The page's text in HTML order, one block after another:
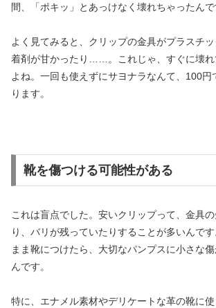
間、「ポキッ」とあっけなく壊れちゃったんで
よく見てみると、クリップの金具がプラスチ
着剤が甘かったり……。これじゃ、すぐに壊れ
よね。一回も使えずにサヨナラなんて、100円
ります。
靴を傷つける可能性がある
これは盲点でした。安いクリップって、金具
り、バリが残っていたりすることが多いんで
まま靴につけたら、大切なパンプスに小さな
んです。
特に、エナメル素材やデリケートな革の靴に